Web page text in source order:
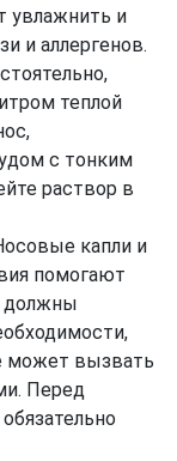
увлажнить и
и аллергенов.
теплой
с тонким
раствор в
капли и
помогают
должны
может вызвать
Перед